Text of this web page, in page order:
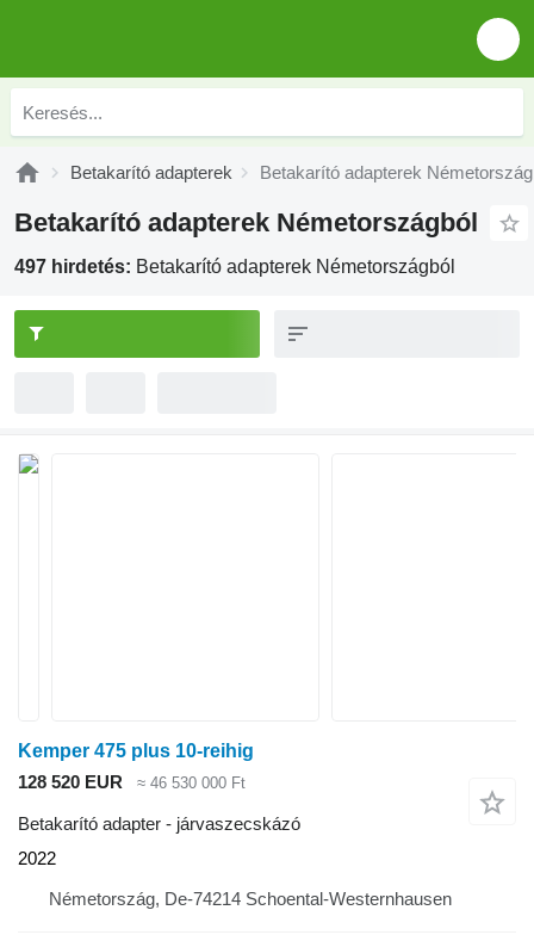
Betakarító adapterek Betakarító adapterek
Betakarító adapterek Németországból
497 hirdetés: Betakarító adapterek Németországból
Kemper 475 plus 10-reihig
128 520 EUR
≈ 46 530 000 Ft
Betakarító adapter - járvaszecskázó
2022
Németország, De-74214 Schoental-Westernhausen